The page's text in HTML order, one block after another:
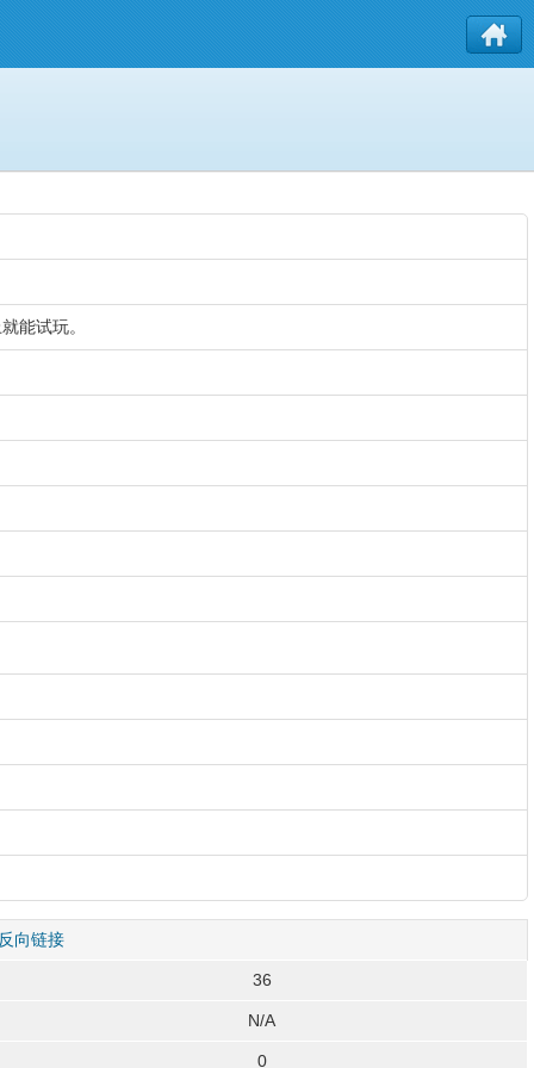
能试玩。
向链接
36
N/A
0